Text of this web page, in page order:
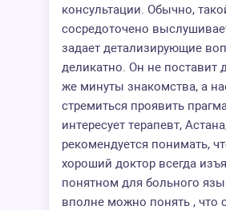
консультации. Обычно,
сосредоточено
задает детализирующие
деликатно. Он не поставит
же минуты знакомства, а
стремиться проявить
интересует терапевт,
рекомендуется понимать,
хороший доктор всегда
понятном для больного
вполне можно понять , что